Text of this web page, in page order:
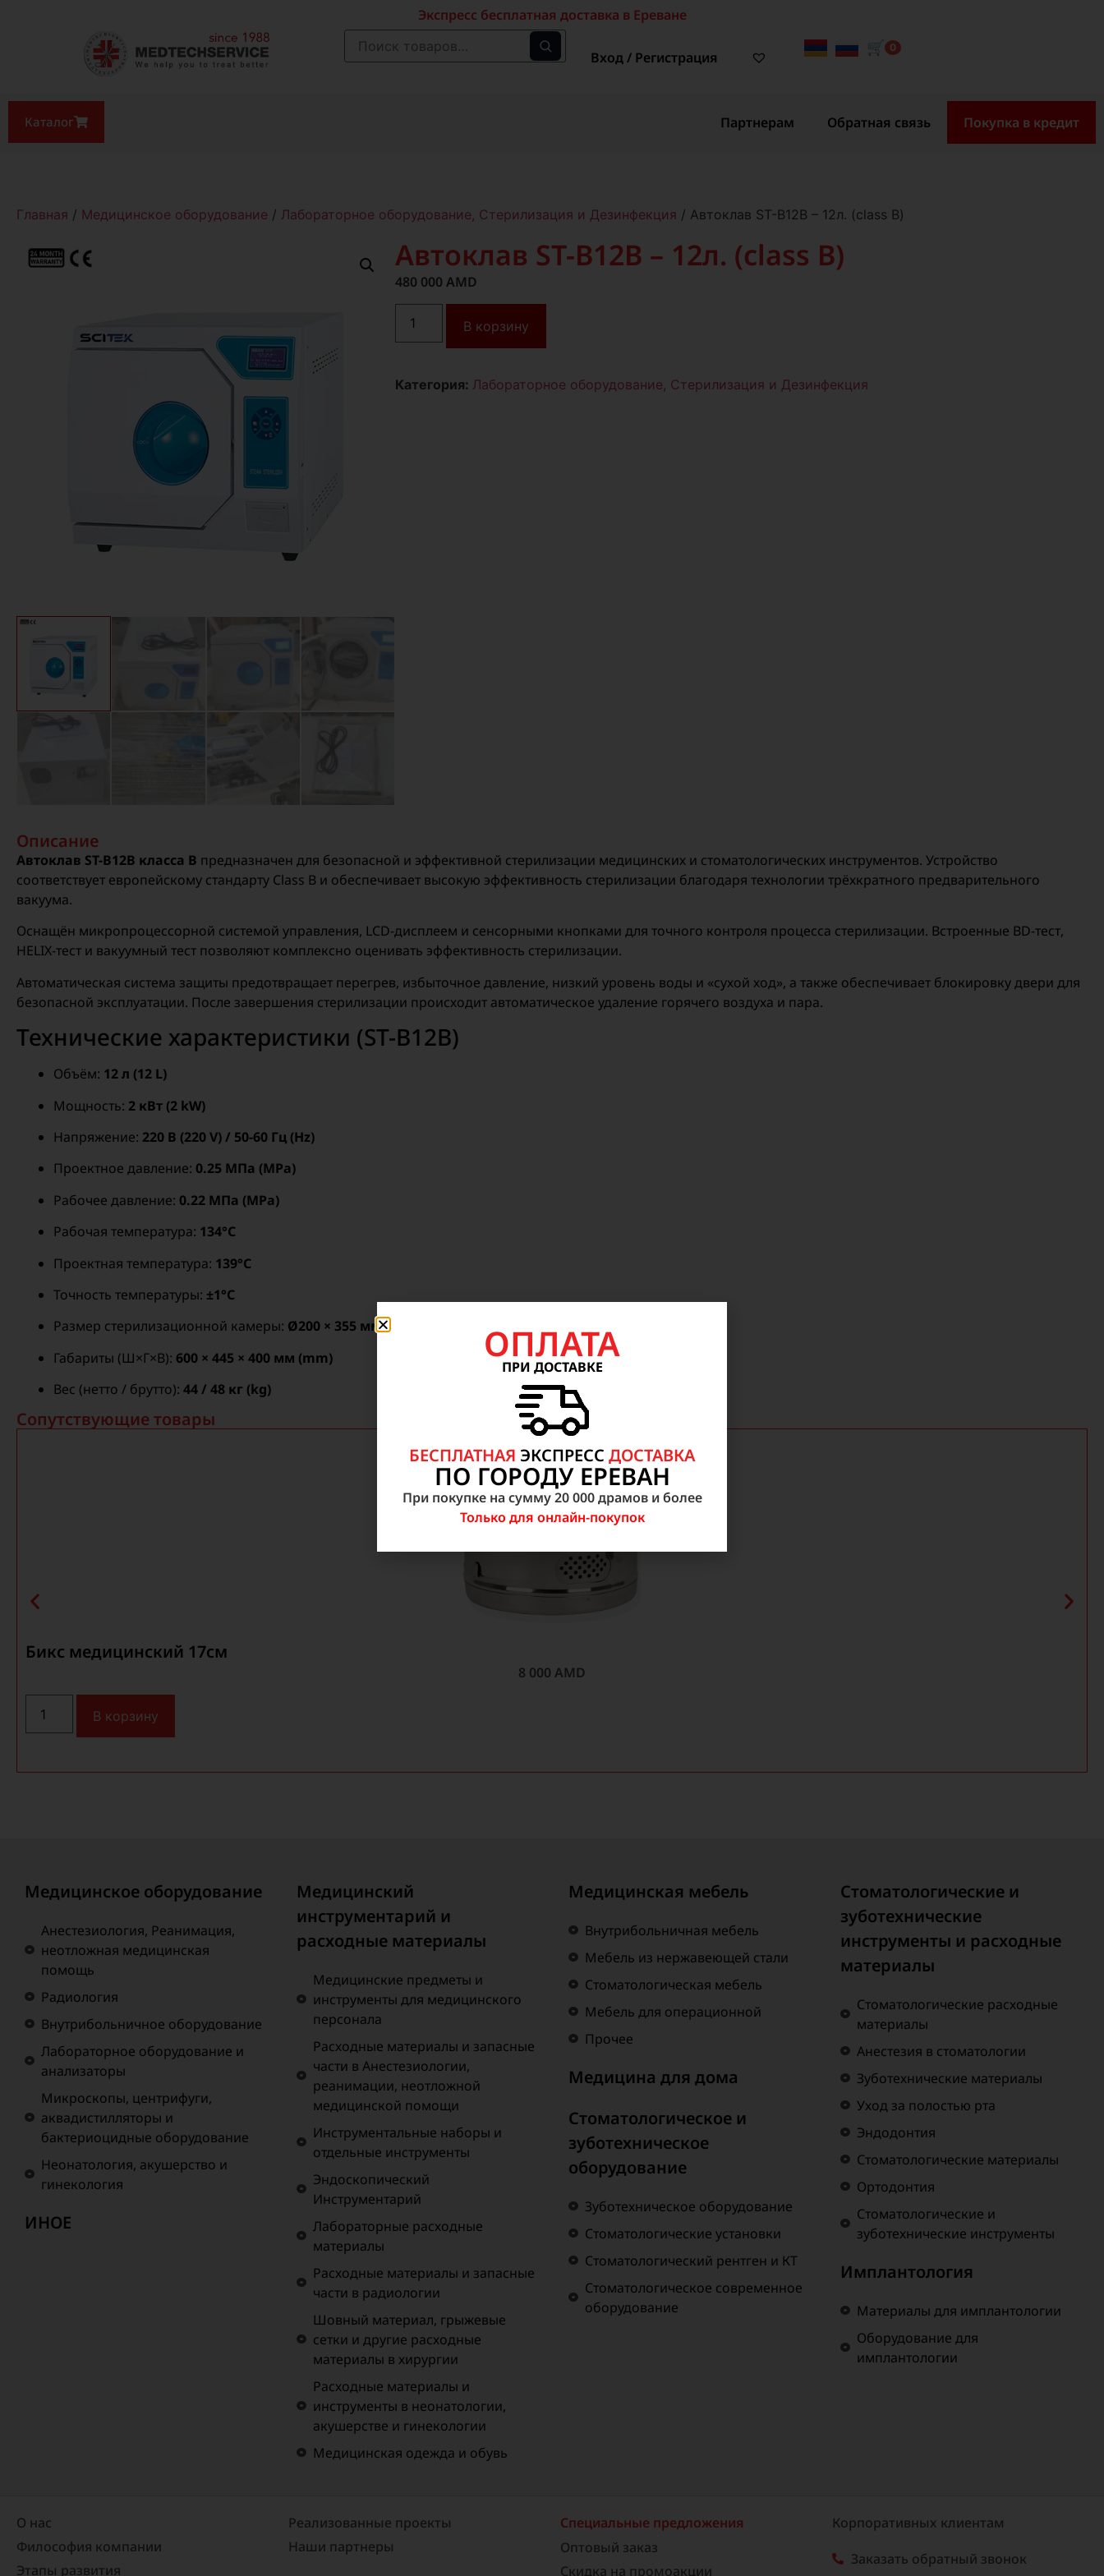
Экспресс бесплатная доставка в Ереване
Вход / Регистрация
🛒 0
Каталог Партнерам Обратная связь Покупка в кредит
Главная / Медицинское оборудование / Лабораторное оборудование, Стерилизация и Дезинфекция / Автоклав ST-B12B – 12л. (class B)
Автоклав ST-B12B – 12л. (class B)
480 000AMD
В корзину
Категория: Лабораторное оборудование, Стерилизация и Дезинфекция
Описание
Автоклав ST-B12B класса B предназначен для безопасной и эффективной стерилизации медицинских и стоматологических инструментов. Устройство
соответствует европейскому стандарту Class B и обеспечивает высокую эффективность стерилизации благодаря технологии трёхкратного предварительного
вакуума.
Оснащён микропроцессорной системой управления, LCD-дисплеем и сенсорными кнопками для точного контроля процесса стерилизации. Встроенные BD-тест,
HELIX-тест и вакуумный тест позволяют комплексно оценивать эффективность стерилизации.
Автоматическая система защиты предотвращает перегрев, избыточное давление, низкий уровень воды и «сухой ход», а также обеспечивает блокировку двери для
безопасной эксплуатации. После завершения стерилизации происходит автоматическое удаление горячего воздуха и пара.
Технические характеристики (ST-B12B)
Объём: 12 л (12 L)
Мощность: 2 кВт (2 kW)
Напряжение: 220 В (220 V) / 50-60 Гц (Hz)
Проектное давление: 0.25 МПа (MPa)
Рабочее давление: 0.22 МПа (MPa)
Рабочая температура: 134°C
Проектная температура: 139°C
Точность температуры: ±1°C
Размер стерилизационной камеры: Ø200 × 355 мм (mm)
Габариты (Ш×Г×В): 600 × 445 × 400 мм (mm)
Вес (нетто / брутто): 44 / 48 кг (kg)
Сопутствующие товары
Бикс медицинский 17см
8 000 AMD
В корзину
Медицинское оборудование
Анестезиология, Реанимация,
неотложная медицинская
помощь
Радиология
Внутрибольничное оборудование
Лабораторное оборудование и
анализаторы
Микроскопы, центрифуги,
аквадистилляторы и
бактериоцидные оборудование
Неонатология, акушерство и
гинекология
ИНОЕ
Медицинский
инструментарий и
расходные материалы
Медицинские предметы и
инструменты для медицинского
персонала
Расходные материалы и запасные
части в Анестезиологии,
реанимации, неотложной
медицинской помощи
Инструментальные наборы и
отдельные инструменты
Эндоскопический
Инструментарий
Лабораторные расходные
материалы
Расходные материалы и запасные
части в радиологии
Шовный материал, грыжевые
сетки и другие расходные
материалы в хирургии
Расходные материалы и
инструменты в неонатологии,
акушерстве и гинекологии
Медицинская одежда и обувь
Медицинская мебель
Внутрибольничная мебель
Мебель из нержавеющей стали
Стоматологическая мебель
Мебель для операционной
Прочее
Медицина для дома
Стоматологическое и
зуботехническое
оборудование
Зуботехническое оборудование
Стоматологические установки
Стоматологический рентген и КТ
Стоматологическое современное
оборудование
Стоматологические и
зуботехнические
инструменты и расходные
материалы
Стоматологические расходные
материалы
Анестезия в стоматологии
Зуботехнические материалы
Уход за полостью рта
Эндодонтия
Стоматологические материалы
Ортодонтия
Стоматологические и
зуботехнические инструменты
Имплантология
Материалы для имплантологии
Оборудование для
имплантологии
О нас
Философия компании
Этапы развития
Реализованные проекты
Наши партнеры
Специальные предложения
Оптовый заказ
Скидка на промоакции
Корпоративных клиентам
Заказать обратный звонок
ОПЛАТА
ПРИ ДОСТАВКЕ
БЕСПЛАТНАЯ ЭКСПРЕСС ДОСТАВКА
ПО ГОРОДУ ЕРЕВАН
При покупке на сумму 20 000 драмов и более
Только для онлайн-покупок